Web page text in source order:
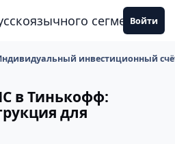
сегмента
Войти
инвестиционный
в Тинькофф:
для